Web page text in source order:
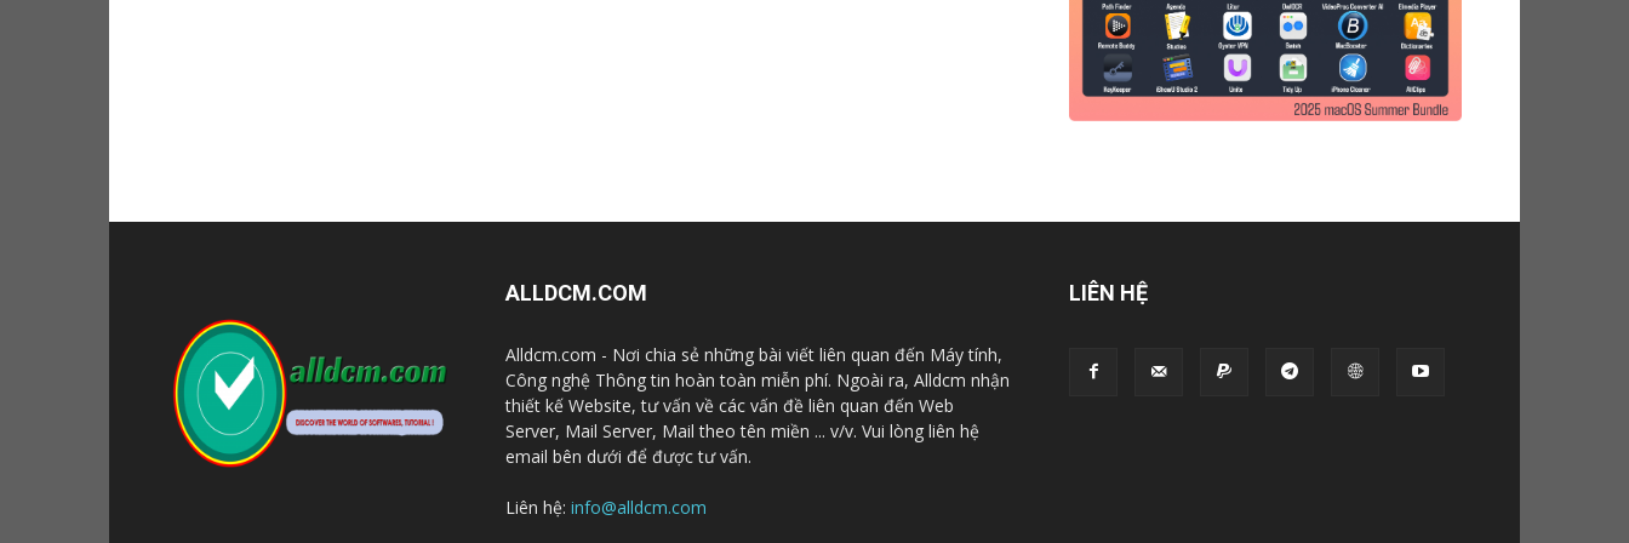
ALLDCM.COM
Alldcm.com - Nơi chia sẻ những bài viết liên quan đến Máy tính,
Công nghệ Thông tin hoàn toàn miễn phí. Ngoài ra, Alldcm nhận
thiết kế Website, tư vấn về các vấn đề liên quan đến Web
Server, Mail Server, Mail theo tên miền ... v/v. Vui lòng liên hệ
email bên dưới để được tư vấn.
Liên hệ: info@alldcm.com
LIÊN HỆ